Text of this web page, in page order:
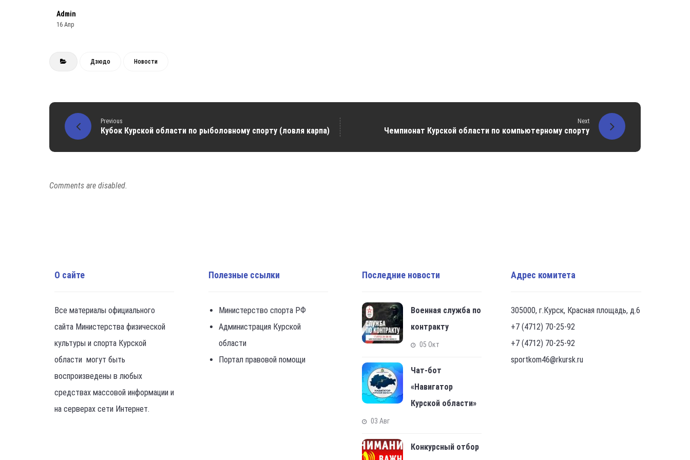
Admin
16 Апр
Дзюдо Новости
Previous
Кубок Курской области по рыболовному спорту (ловля карпа)
Next
Чемпионат Курской области по компьютерному спорту
Comments are disabled.
О сайте
Все материалы официального
сайта Министерства физической
культуры и спорта Курской
области могут быть
воспроизведены в любых
средствах массовой информации и
на серверах сети Интернет.
Полезные ссылки
Министерство спорта РФ
Администрация Курской
области
Портал правовой помощи
Последние новости
Военная служба по
контракту
05 Окт
Чат-бот
«Навигатор
Курской области»
03 Авг
Конкурсный отбор
Адрес комитета
305000, г.Курск, Красная площадь, д.6
+7 (4712) 70-25-92
+7 (4712) 70-25-92
sportkom46@rkursk.ru